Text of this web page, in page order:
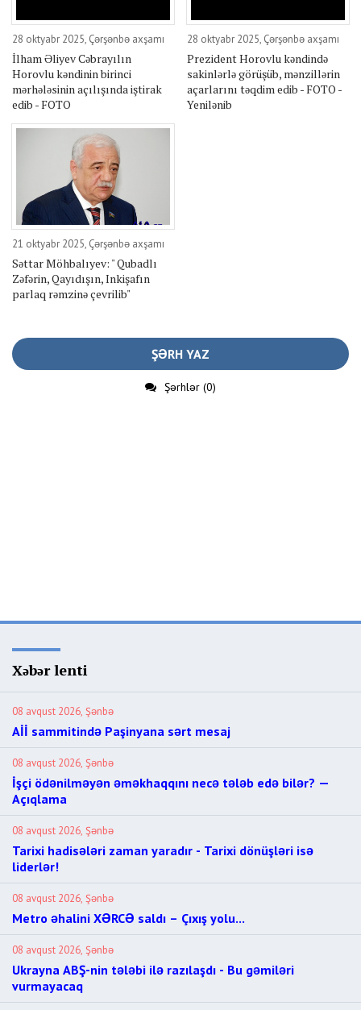
28 oktyabr 2025, Çərşənbə axşamı
İlham Əliyev Cəbrayılın
Horovlu kəndinin birinci
mərhələsinin açılışında iştirak
edib - FOTO
28 oktyabr 2025, Çərşənbə axşamı
Prezident Horovlu kəndində
sakinlərlə görüşüb, mənzillərin
açarlarını təqdim edib - FOTO -
Yenilənib
21 oktyabr 2025, Çərşənbə axşamı
Səttar Möhbalıyev: " Qubadlı
Zəfərin, Qayıdışın, Inkişafın
parlaq rəmzinə çevrilib"
ŞƏRH YAZ
Şərhlər (0)
Xəbər lenti
08 avqust 2026, Şənbə
Aİİ sammitində Paşinyana sərt mesaj
08 avqust 2026, Şənbə
İşçi ödənilməyən əməkhaqqını necə tələb edə bilər? —
Açıqlama
08 avqust 2026, Şənbə
Tarixi hadisələri zaman yaradır - Tarixi dönüşləri isə
liderlər!
08 avqust 2026, Şənbə
Metro əhalini XƏRCƏ saldı – Çıxış yolu...
08 avqust 2026, Şənbə
Ukrayna ABŞ-nin tələbi ilə razılaşdı - Bu gəmiləri
vurmayacaq